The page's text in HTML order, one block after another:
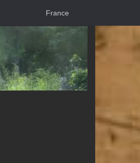
France